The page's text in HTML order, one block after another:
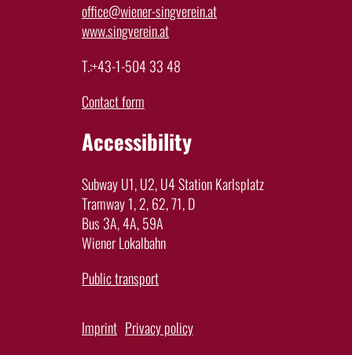
office@wiener-singverein.at
www.singverein.at
T.:+43-1-504 33 48
Contact form
Accessibility
Subway U1, U2, U4 Station Karlsplatz
Tramway 1, 2, 62, 71, D
Bus 3A, 4A, 59A
Wiener Lokalbahn
Public transport
Imprint Privacy policy